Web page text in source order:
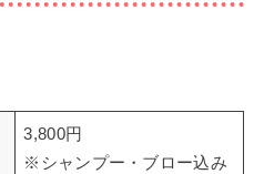
3,800円
※シャンプー・ブロー込み